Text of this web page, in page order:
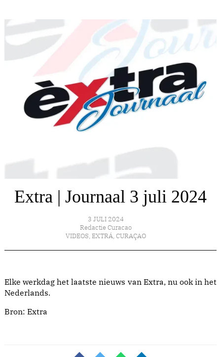
Extra | Journaal 3 juli 2024
3 JULI 2024
Redactie Curacao
VIDEOS, EXTRÁ, CURAÇAO
Elke werkdag het laatste nieuws van Extra, nu ook in het
Nederlands.
Bron: Extra